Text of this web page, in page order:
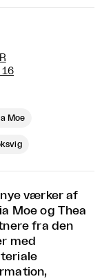
Moe
værker af
Moe og Thea
fra den
med